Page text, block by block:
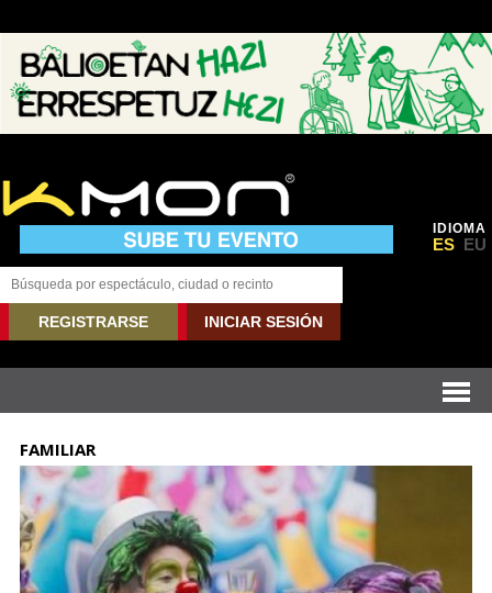
IDIOMA
ES EU
REGISTRARSE INICIAR SESIÓN
FAMILIAR